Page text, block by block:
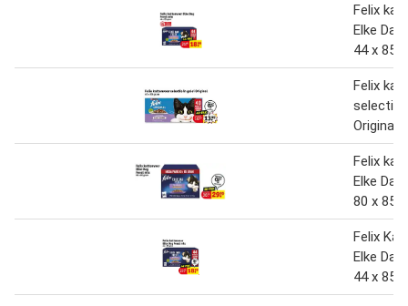
Felix
Elke
44 x 85
Felix
selectie
Original
Felix
Elke
80 x 85
Felix
Elke
44 x 85